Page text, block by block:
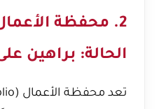
2. محفظة
الحالة: براهين